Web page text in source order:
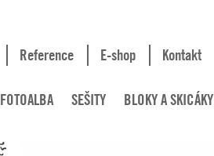
Reference E-shop Kontakt
FOTOALBA SEŠITY BLOKY A SKICÁKY